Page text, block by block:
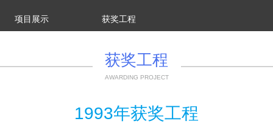
项目展示 获奖工程
获奖工程
AWARDING PROJECT
1993年获奖工程